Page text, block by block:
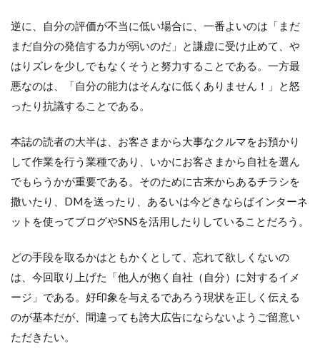
逆に、自分の評価が不当に低い場合に、一番よいのは「まだ
まだ自分の発信する力が弱いのだ」と謙虚に受け止めて、や
はりズレを少しでもなくそうと努力することである。一方最
悪なのは、「自分の能力はそんなに低くありません！」と怒
ったり抗議することである。
本誌の読者の大半は、お客さまから大事なクルマをお預かり
して作業を行う業種であり、いかにお客さまから自社を選ん
でもらうかが重要である。そのために古来からあるチラシを
撒いたり、DMを送ったり、あるいは今どきならばインターネ
ットを使ってブログやSNSを活用したりしていることだろう。
どの手段を取るかはともかくとして、忘れて欲しくないの
は、今回取り上げた「他人が抱く自社（自分）に対するイメ
ージ」である。好印象を与えるであろう現状を正しく伝える
のが基本だが、間違っても誇大広告にならないようご留意い
ただきたい。